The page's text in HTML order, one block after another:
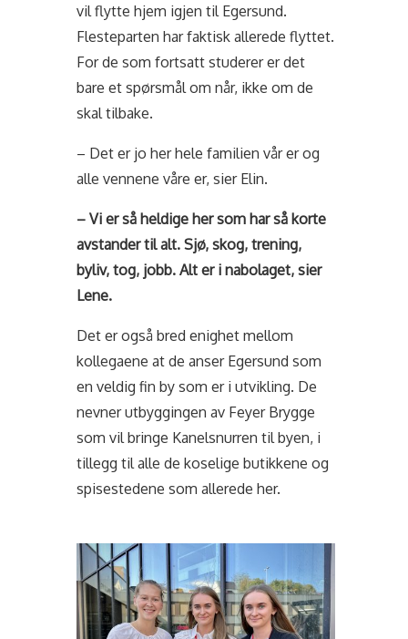
vil flytte hjem igjen til Egersund.
Flesteparten har faktisk allerede flyttet.
For de som fortsatt studerer er det
bare et spørsmål om når, ikke om de
skal tilbake.
– Det er jo her hele familien vår er og
alle vennene våre er, sier Elin.
– Vi er så heldige her som har så korte
avstander til alt. Sjø, skog, trening,
byliv, tog, jobb. Alt er i nabolaget, sier
Lene.
Det er også bred enighet mellom
kollegaene at de anser Egersund som
en veldig fin by som er i utvikling. De
nevner utbyggingen av Feyer Brygge
som vil bringe Kanelsnurren til byen, i
tillegg til alle de koselige butikkene og
spisestedene som allerede her.